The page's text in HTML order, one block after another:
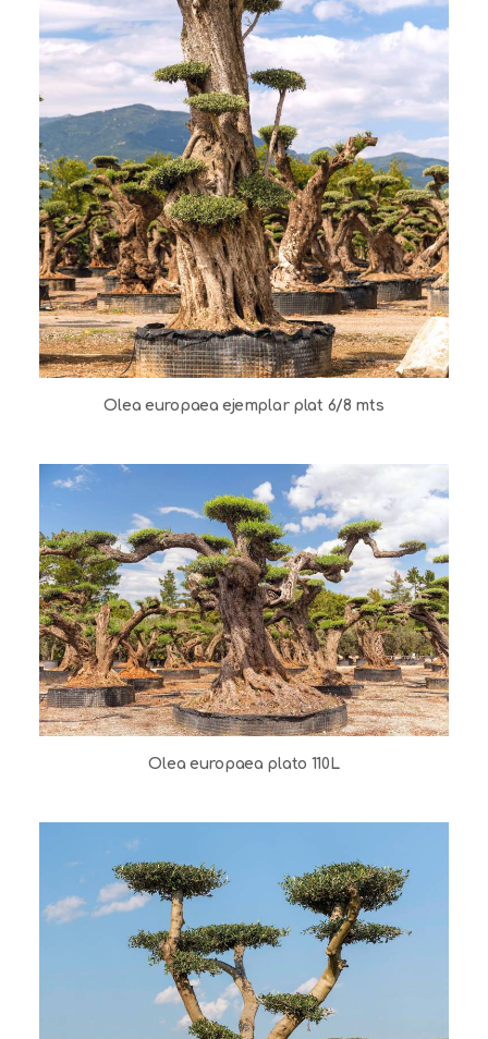
Olea europaea ejemplar plat 6/8 mts
Olea europaea plato 110L